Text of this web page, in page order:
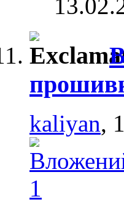
kaliyan,